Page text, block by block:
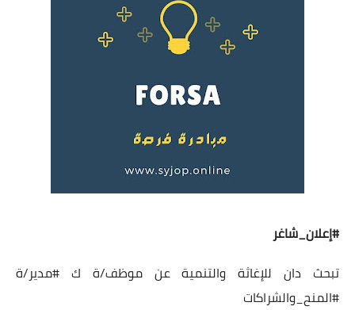
#إعلان_شاغر
تبحث دان للإغاثة والتنمية عن موظف/ة ك #مدير/ة
#المنح_والشراكات